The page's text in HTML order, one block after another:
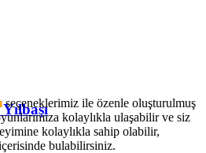
seçeneklerimiz ile özenle oluşturulmuş
kolaylıkla ulaşabilir ve siz
kolaylıkla sahip olabilir,
bulabilirsiniz.